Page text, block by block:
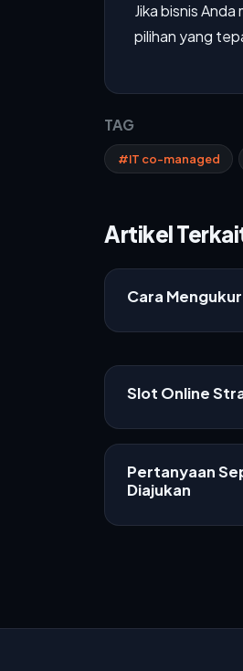
Jika bisnis
pilihan yang
TAG
#IT co-managed
Artikel
Cara
Slot Online
Pertanyaan
Diajukan